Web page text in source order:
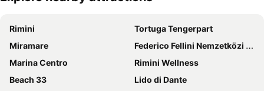
Nagy méretű térkép
Rimini
Tortuga Tengerpart
Miramare
Federico Fellini Nemzetközi Repülőtér
Marina Centro
Rimini Wellness
Beach 33
Lido di Dante